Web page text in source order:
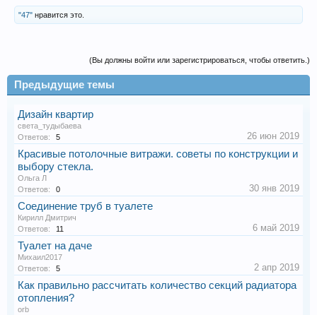
"47" нравится это.
(Вы должны войти или зарегистрироваться, чтобы ответить.)
Предыдущие темы
Дизайн квартир
света_тудыбаева
Ответов:
5 26 июн 2019
Красивые потолочные витражи. советы по конструкции и
выбору стекла.
Ольга Л
Ответов:
0 30 янв 2019
Соединение труб в туалете
Кирилл Дмитрич
Ответов:
11 6 май 2019
Туалет на даче
Михаил2017
Ответов:
5 2 апр 2019
Как правильно рассчитать количество секций радиатора
отопления?
orb